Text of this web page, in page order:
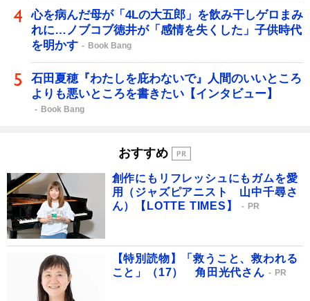
心を病んだ母が「4Lの大五郎」を飲み干しゲロまみ
れに…ノブコブ徳井が「感情を失くした」子供時代
を明かす
Book Bang
石田夏穂『わたしを庇わないで』人間のいいところ
よりも悪いところを書きたい【インタビュー】
Book Bang
おすすめ
創作にもリフレッシュにもガムを愛
用（ジャズピアニスト 山中千尋さ
ん）【LOTTE TIMES】
PR
【特別読物】「救うこと、救われる
こと」（17） 角田光代さん
PR